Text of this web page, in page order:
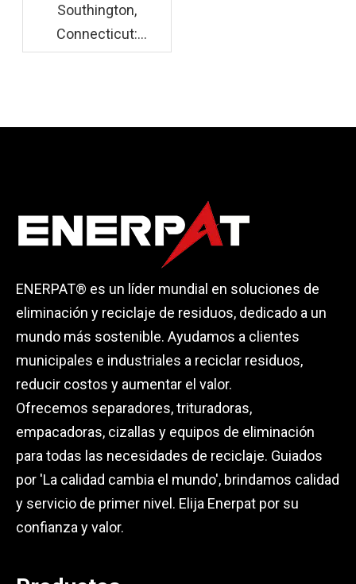
Southington,
Connecticut:
ENERPAT Se instaló el
F800+BM1090
ENERPAT® es un líder mundial en soluciones de
eliminación y reciclaje de residuos, dedicado a un
mundo más sostenible. Ayudamos a clientes
municipales e industriales a reciclar residuos,
reducir costos y aumentar el valor.
Ofrecemos separadores, trituradoras,
empacadoras, cizallas y equipos de eliminación
para todas las necesidades de reciclaje. Guiados
por 'La calidad cambia el mundo', brindamos calidad
y servicio de primer nivel. Elija Enerpat por su
confianza y valor.